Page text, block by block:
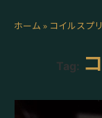
ホーム » コイルスプ
Tag: